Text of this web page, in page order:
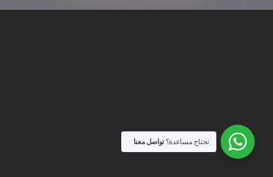
تحتاج مساعدة؟تواصل معنا